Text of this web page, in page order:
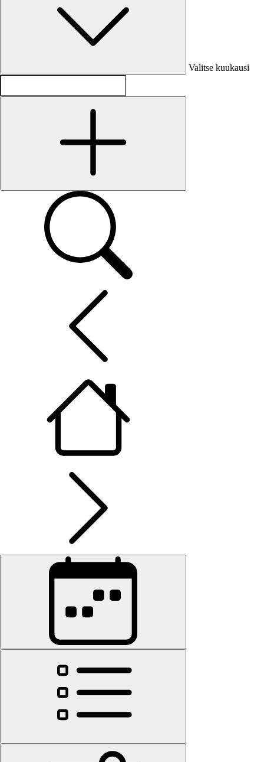
Valitse kuukausi